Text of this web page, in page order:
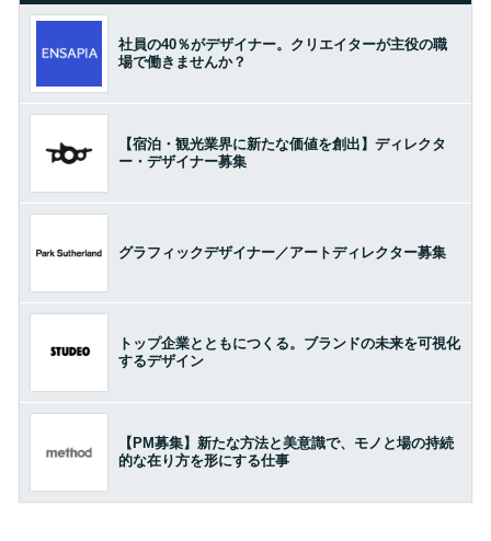
社員の40％がデザイナー。クリエイターが主役の職
場で働きませんか？
【宿泊・観光業界に新たな価値を創出】ディレクタ
ー・デザイナー募集
グラフィックデザイナー／アートディレクター募集
トップ企業とともにつくる。ブランドの未来を可視化
するデザイン
【PM募集】新たな方法と美意識で、モノと場の持続
的な在り方を形にする仕事